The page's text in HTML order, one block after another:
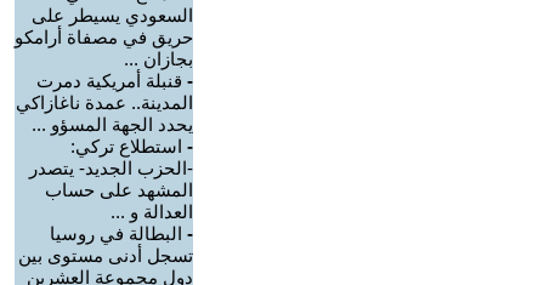
السعودي يسيطر على
حريق في مصفاة أرامكو
بجازان ...
- قنبلة أمريكية دمرت
المدينة.. عمدة ناغازاكي
يحدد الجهة المسؤو ...
- استطلاع تركي:
-الحزب الجديد- يتصدر
المشهد على حساب
العدالة و ...
- البطالة في روسيا
تسجل أدنى مستوى بين
دول مجموعة العشرين